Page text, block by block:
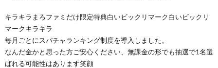
キラキラまろファミだけ限定特典白いビックリマーク白いビックリ
マークキラキラ
毎月ごとにスパチャランキング制度を導入しました。
なんだ金かと思った方ご安心ください、無課金の形でも抽選で1名選
ばれる可能性はあります笑顔